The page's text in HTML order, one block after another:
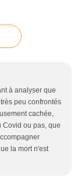
à analyser que
peu confrontés
cachée,
Covid ou pas, que
la mort n'est